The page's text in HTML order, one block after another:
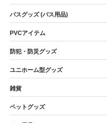
バスグッズ (バス用品)
PVCアイテム
防犯・防災グッズ
ユニホーム型グッズ
雑貨
ペットグッズ